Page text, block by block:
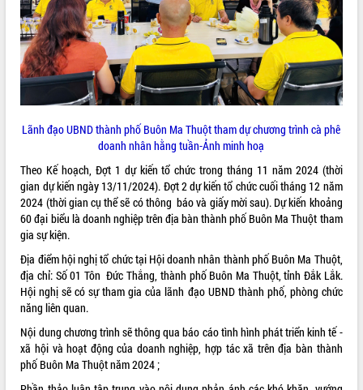
QUY HOẠCH - KẾ HOẠCH
VIDEO
Lãnh đạo UBND thành phố Buôn Ma Thuột tham dự chương trình cà phê
doanh nhân hằng tuần-Ảnh minh hoạ
Theo Kế hoạch, Đợt 1 dự kiến tổ chức trong tháng 11 năm 2024 (thời
gian dự kiến ngày 13/11/2024). Đợt 2 dự kiến tổ chức cuối tháng 12 năm
2024 (thời gian cụ thể sẽ có thông báo và giấy mời sau). Dự kiến khoảng
60 đại biểu là doanh nghiệp trên địa bàn thành phố Buôn Ma Thuột tham
gia sự kiện.
Địa điểm hội nghị tổ chức tại Hội doanh nhân thành phố Buôn Ma Thuột,
địa chỉ: Số 01 Tôn Đức Thắng, thành phố Buôn Ma Thuột, tỉnh Đắk Lắk.
Hội nghị sẽ có sự tham gia của lãnh đạo UBND thành phố, phòng chức
năng liên quan.
Nội dung chương trình sẽ thông qua báo cáo tình hình phát triển kinh tế -
xã hội và hoạt động của doanh nghiệp, hợp tác xã trên địa bàn thành
phố Buôn Ma Thuột năm 2024 ;